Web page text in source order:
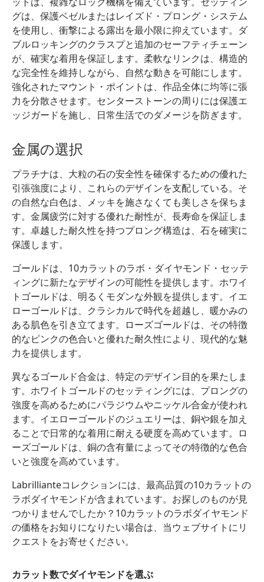
グは、保護ベゼルまたはレイズド・プロング・システム
を使用し、衝撃による露出を最小限に抑えています。ダ
ブルロッキングのクラスプと追加のセーフティチェーン
が、確実な着用を保証します。柔軟なリンクは、構造的
な完全性を維持しながら、自然な動きを可能にします。
強化されたマウント・ポイントは、作品全体に均等に張
力を分散させます。センターストーンの周りには保護エ
ッジガードを施し、日常生活でのダメージを防ぎます。
金属の選択
プラチナは、大粒の石の安全性を確保するための優れた
引張強度により、これらのデザインを支配している。そ
の自然な白色は、メッキを施さなくても美しさを保ちま
す。金属疲労に対する優れた耐性が、長寿命を保証しま
す。卓越した耐久性を持つプロング構造は、石を確実に
保護します。
ゴールドは、10カラットのラボ・ダイヤモンド・セッテ
ィングに新たなデザインの可能性を提供します。ホワイ
トゴールドは、明るくモダンな外観を提供します。イエ
ローゴールドは、クラシカルで時代を超越し、暖かみの
ある肌色を引き立てます。ローズゴールドは、その特徴
的なピンクの色合いと優れた耐久性により、現代的な魅
力を提供します。
異なるゴールド合金は、特定のデザイン目的を果たしま
す。ホワイトゴールドのセッティングには、プロングの
強度を高めるためにパラジウムやニッケル合金が使われ
ます。イエローゴールドのジュエリーは、銅や銀を加え
ることで日常的な着用に耐える硬度を高めています。ロ
ーズゴールドは、銅の含有量によってその特徴的な色合
いと強度を高めています。
Labrillianteコレクションには、最高品質の10カラットの
ラボダイヤモンドが含まれています。お探しのものが見
つかりませんでしたか？10カラットのラボダイヤモンド
の価格をお知りになりたい場合は、当ウェブサイトにリ
クエストをお寄せください。
カラット数でダイヤモンドを選ぶ